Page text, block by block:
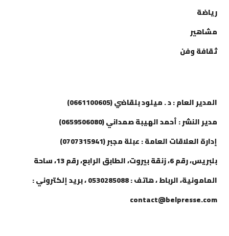
رياضة
مشاهير
ثقافة وفن
المدير العام : د . ميلود بلقاضي (0661100605)
مدير النشر : أحمد الهيبة صمداني (0659506080)
إدارة العلاقات العامة : عبلة مجبر (0707315941)
بلبريس، رقم 6، زنقة بيروت، الطابق الرابع، رقم 13، ساحة
المامونية، الرباط ، هاتف : 0530285088 ، بريد إلكتروني :
contact@belpresse.com